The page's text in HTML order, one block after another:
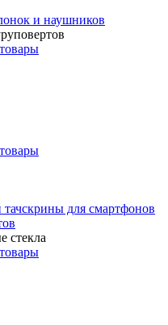
и наушников
для смартфонов
стекла